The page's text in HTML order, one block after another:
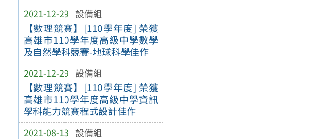
2021-12-29 設備組
【數理競賽】[110學年度] 榮獲
高雄市110學年度高級中學數學
及自然學科競賽-地球科學佳作
2021-12-29 設備組
【數理競賽】[110學年度] 榮獲
高雄市110學年度高級中學資訊
學科能力競賽程式設計佳作
2021-08-13 設備組